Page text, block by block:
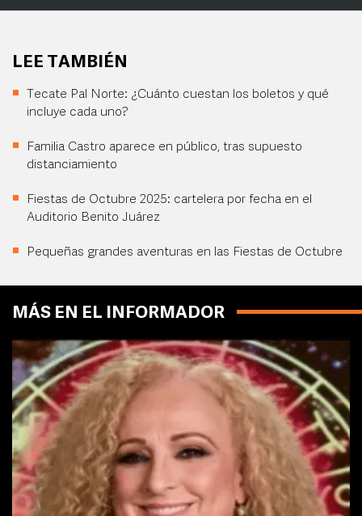
LEE TAMBIÉN
Tecate Pal Norte: ¿Cuánto cuestan los boletos y qué
incluye cada uno?
Familia Castro aparece en público, tras supuesto
distanciamiento
Fiestas de Octubre 2025: cartelera por fecha en el
Auditorio Benito Juárez
Pequeñas grandes aventuras en las Fiestas de Octubre
MÁS EN EL INFORMADOR